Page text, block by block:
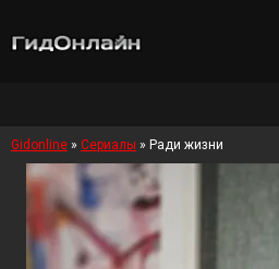
Gidonline » Сериалы » Ради жизни